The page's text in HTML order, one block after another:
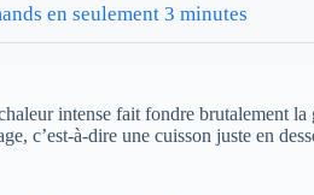
en seulement 3 minutes
intense fait fondre brutalement
c’est-à-dire une cuisson juste en